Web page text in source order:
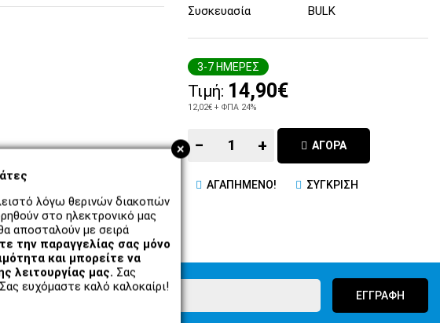
+
λόγω θερινών διακοπών
στο ηλεκτρονικό μας
αποσταλούν με σειρά
την παραγγελίας σας μόνο
και μπορείτε να
λειτουργίας μας. Σας
ευχόμαστε καλό καλοκαίρι!
Συσκευασία BULK
3-7 ΗΜΕΡΕΣ
Τιμή: 14,90€
12,02€ + ΦΠΑ 24%
− + ΑΓΟΡΑ
ΑΓΑΠΗΜΕΝΟ! ΣΥΓΚΡΙΣΗ
ΕΓΓΡΑΦΗ